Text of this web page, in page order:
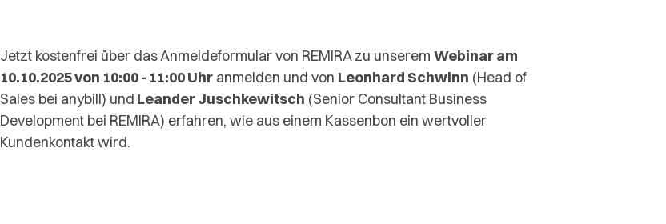
Jetzt kostenfrei über das Anmeldeformular von REMIRA zu unserem Webinar am
10.10.2025 von 10:00 - 11:00 Uhr anmelden und von Leonhard Schwinn (Head of
Sales bei anybill) und Leander Juschkewitsch (Senior Consultant Business
Development bei REMIRA) erfahren, wie aus einem Kassenbon ein wertvoller
Kundenkontakt wird.